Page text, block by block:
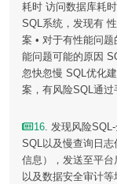
耗时 访问数据库耗
SQL系统，发现有
案 • 对于有性能问
能问题可能的原因
忽快忽慢 SQL优化
案，有风险SQL通
16. 发现风险
SQL以及慢查询日
信息），发送至平
以及数据安全审计